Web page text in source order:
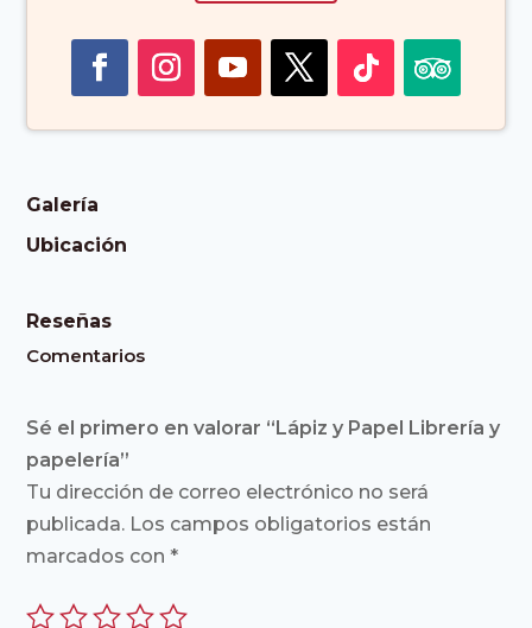
Galería
Ubicación
Reseñas
Comentarios
Sé el primero en valorar “Lápiz y Papel Librería y
papelería”
Tu dirección de correo electrónico no será
publicada. Los campos obligatorios están
marcados con*